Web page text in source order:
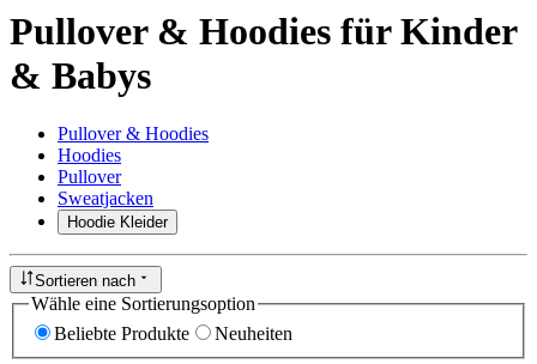
Pullover & Hoodies für Kinder
& Babys
Pullover & Hoodies
Hoodies
Pullover
Sweatjacken
Hoodie Kleider
Sortieren nach
Wähle eine Sortierungsoption
Beliebte Produkte
Neuheiten